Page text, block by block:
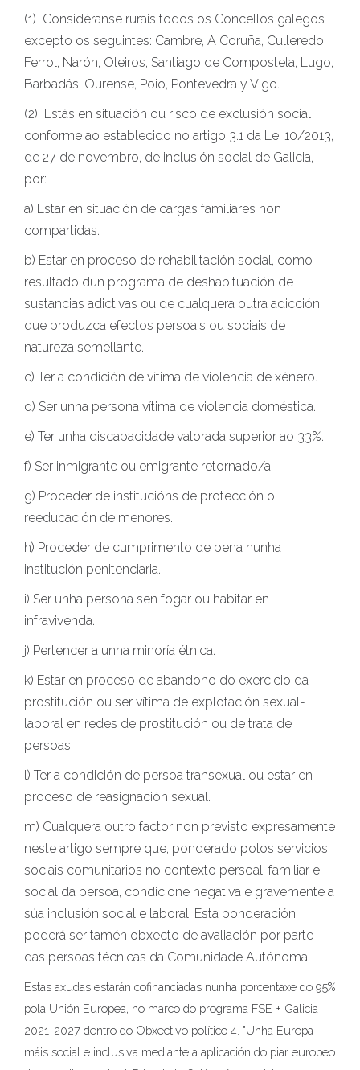
(1) Considéranse rurais todos os Concellos galegos
excepto os seguintes: Cambre, A Coruña, Culleredo,
Ferrol, Narón, Oleiros, Santiago de Compostela, Lugo,
Barbadás, Ourense, Poio, Pontevedra y Vigo.
(2) Estás en situación ou risco de exclusión social
conforme ao establecido no artigo 3.1 da Lei 10/2013,
de 27 de novembro, de inclusión social de Galicia,
por:
a) Estar en situación de cargas familiares non
compartidas.
b) Estar en proceso de rehabilitación social, como
resultado dun programa de deshabituación de
sustancias adictivas ou de cualquera outra adicción
que produzca efectos persoais ou sociais de
natureza semellante.
c) Ter a condición de vítima de violencia de xénero.
d) Ser unha persona vítima de violencia doméstica.
e) Ter unha discapacidade valorada superior ao 33%.
f) Ser inmigrante ou emigrante retornado/a.
g) Proceder de institucións de protección o
reeducación de menores.
h) Proceder de cumprimento de pena nunha
institución penitenciaria.
i) Ser unha persona sen fogar ou habitar en
infravivenda.
j) Pertencer a unha minoría étnica.
k) Estar en proceso de abandono do exercicio da
prostitución ou ser vítima de explotación sexual-
laboral en redes de prostitución ou de trata de
persoas.
l) Ter a condición de persoa transexual ou estar en
proceso de reasignación sexual.
m) Cualquera outro factor non previsto expresamente
neste artigo sempre que, ponderado polos servicios
sociais comunitarios no contexto persoal, familiar e
social da persoa, condicione negativa e gravemente a
súa inclusión social e laboral. Esta ponderación
poderá ser tamén obxecto de avaliación por parte
das persoas técnicas da Comunidade Autónoma.
Estas axudas estarán cofinanciadas nunha porcentaxe do 95%
pola Unión Europea, no marco do programa FSE + Galicia
2021-2027 dentro do Obxectivo político 4. "Unha Europa
máis social e inclusiva mediante a aplicación do piar europeo